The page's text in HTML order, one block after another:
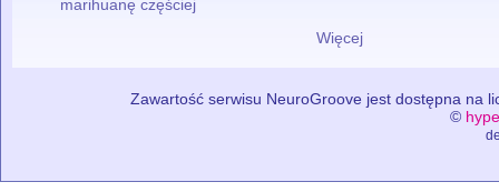
marihuanę częściej
Więcej
Zawartość serwisu NeuroGroove jest dostępna na
©